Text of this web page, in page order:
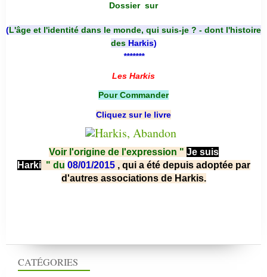
CATÉGORIES
Dossier sur
(L'âge et l'identité dans le monde, qui suis-je ? - dont l'histoire
des Harkis)
*******
Les Harkis
Pour Commander
Cliquez sur le livre
Voir l'origine de l'expression " Je suis
Harki " du 08/01/2015 , qui a été depuis adoptée par
d'autres associations de Harkis.